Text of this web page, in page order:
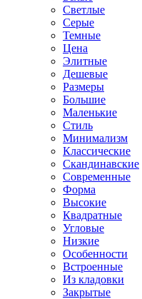
Светлые
Серые
Темные
Цена
Элитные
Дешевые
Размеры
Большие
Маленькие
Стиль
Минимализм
Классические
Скандинавские
Современные
Форма
Высокие
Квадратные
Угловые
Низкие
Особенности
Встроенные
Из кладовки
Закрытые